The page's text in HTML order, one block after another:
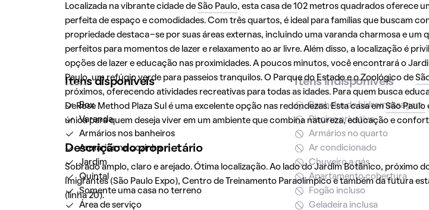
Localizada na vibrante cidade de São Paulo, esta casa de 102 metros quadrados oferece
perfeita de espaço e comodidades. Com três quartos, é ideal para famílias que buscam
propriedade destaca-se por suas áreas externas, incluindo uma varanda charmosa e um
perfeitos para momentos de lazer e relaxamento ao ar livre. Além disso, a localização é
opções de lazer e educação nas proximidades. A poucos minutos, você encontrará o
Paulo, um refúgio verde para passeios tranquilos. O Parque do Estado e o Zoológico de
próximos, oferecendo atividades recreativas para todas as idades. Para quem busca
DeRose Method Plaza Sul é uma excelente opção nas redondezas. Esta casa emSão Paulo
única para quem deseja viver em um ambiente que combina natureza, educação e
Descrição do proprietário
Sobrado amplo, claro e arejado. Ótima localização. Ao lado do Jardim Botânico, próximo
Imigrantes (São Paulo Expo), Centro de Treinamento Paraolímpico e também da futura
(linha 20).
Itens disponíveis
Box
Varanda
Armários nos banheiros
Armários na cozinha
Jardim
Quintal
Somente uma casa no terreno
Área de serviço
Itens indisponíveis
Banheira de hidromassagem
Piscina privativa
Armários no quarto
Ar condicionado
Chuveiro a gás
Apartamento cobertura
Fogão incluso
Geladeira inclusa